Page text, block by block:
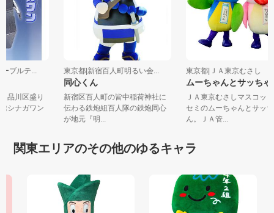
ーブルテ...
品川区盛り
達シナガワン
東京都|新宿百人町明るい会...
同心くん
新宿区百人町の皆中稲荷神社に
伝わる鉄炮組百人隊の鉄炮同心
が地元『明...
東京都|ＪＡ東京むさし
ムーちゃんとサッち
ＪＡ東京むさしマスコ
セミのムーちゃんとサッ
ん。ＪＡ管...
関東エリアのその他のゆるキャラ